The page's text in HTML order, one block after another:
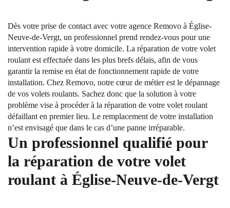
Dès votre prise de contact avec votre agence Removo à Église-
Neuve-de-Vergt, un professionnel prend rendez-vous pour une
intervention rapide à votre domicile. La réparation de votre volet
roulant est effectuée dans les plus brefs délais, afin de vous
garantir la remise en état de fonctionnement rapide de votre
installation. Chez Removo, notre cœur de métier est le dépannage
de vos volets roulants. Sachez donc que la solution à votre
problème vise à procéder à la réparation de votre volet roulant
défaillant en premier lieu. Le remplacement de votre installation
n’est envisagé que dans le cas d’une panne irréparable.
Un professionnel qualifié pour
la réparation de votre volet
roulant à Église-Neuve-de-Vergt